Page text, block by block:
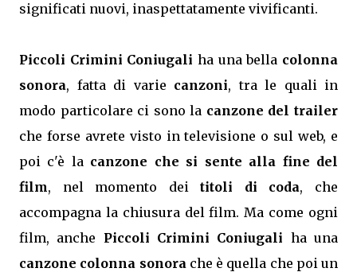
significati nuovi, inaspettatamente vivificanti.
Piccoli Crimini Coniugali ha una bella colonna
sonora, fatta di varie canzoni, tra le quali in
modo particolare ci sono la canzone del trailer
che forse avrete visto in televisione o sul web, e
poi c'è la canzone che si sente alla fine del
film, nel momento deititoli di coda, che
accompagna la chiusura del film. Ma come ogni
film, anche Piccoli Crimini Coniugali ha una
canzone colonna sonorache è quella che poi un